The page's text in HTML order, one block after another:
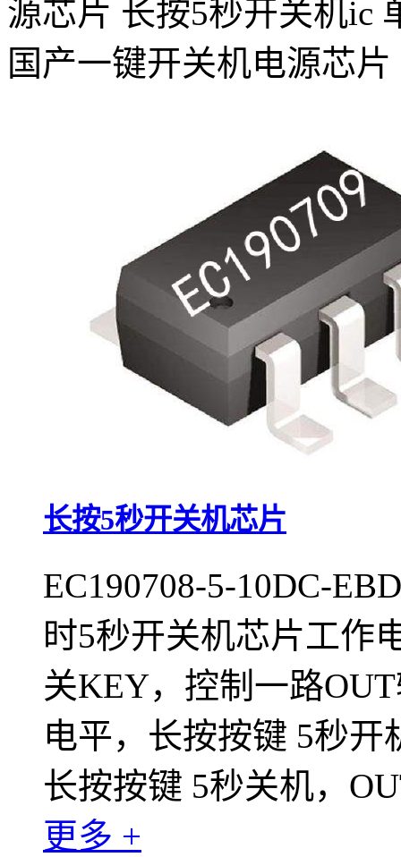
源芯片 长按5秒开关机ic
国产一键开关机电源芯
长按5秒开关机芯片
EC190708-5-10DC-
时5秒开关机芯片工作
关KEY，控制一路
电平，长按按键 5秒
长按按键 5秒关机，
更多 +